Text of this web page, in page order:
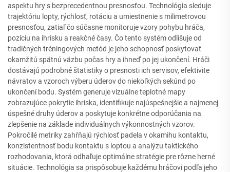
aspektu hry s bezprecedentnou presnosťou. Technológia sleduje
trajektóriu lopty, rýchlosť, rotáciu a umiestnenie s milimetrovou
presnosťou, zatiaľ čo súčasne monitoruje vzory pohybu hráča,
pozíciu na ihrisku a reakčné časy. Čo tento systém odlišuje od
tradičných tréningových metód je jeho schopnosť poskytovať
okamžitú spätnú väzbu počas hry a ihneď po jej ukončení. Hráči
dostávajú podrobné štatistiky o presnosti ich servisov, efektivite
návratov a vzoroch výberu úderov do niekoľkých sekúnd po
ukončení bodu. Systém generuje vizuálne teplotné mapy
zobrazujúce pokrytie ihriska, identifikuje najúspešnejšie a najmenej
úspešné druhy úderov a poskytuje konkrétne odporúčania na
zlepšenie na základe individuálnych výkonnostných vzorov.
Pokročilé metriky zahŕňajú rýchlosť padela v okamihu kontaktu,
konzistentnosť bodu kontaktu s loptou a analýzu taktického
rozhodovania, ktorá odhaľuje optimálne stratégie pre rôzne herné
situácie. Technológia sa prispôsobuje každému hráčovi podľa jeho